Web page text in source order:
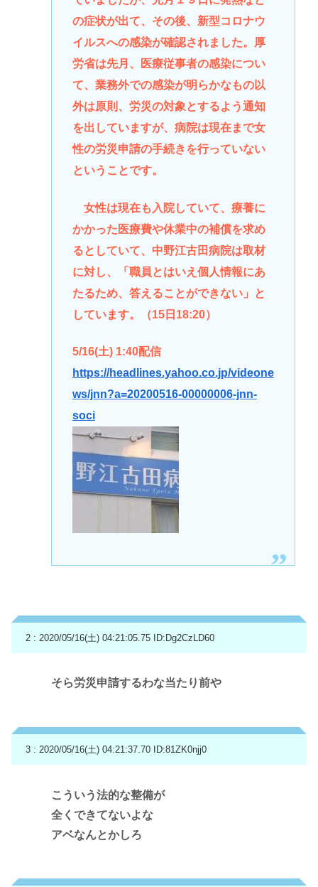
の症状が出て、その後、新型コロナウ
イルスへの感染が確認されました。厚
労省は先月、医療従事者の感染につい
て、業務外での感染が明らかなもの以
外は原則、労災の対象とするよう通知
を出していますが、病院は現在まで女
性の労災申請の手続きを行っていない
ということです。
女性は現在も入院していて、療養に
かかった医療費や休業中の補償を求め
るとしていて、中野江古田病院は取材
に対し、「職員とはいえ個人情報にあ
たるため、答えることができない」と
しています。（15日18:20）
5/16(土) 1:40配信
https://headlines.yahoo.co.jp/videone
ws/jnn?a=20200516-00000006-jnn-
soci
2 : 2020/05/16(土) 04:21:05.75 ID:Dg2CzLD60
そら労災申請するわな当たり前や
3 : 2020/05/16(土) 04:21:37.70 ID:81ZK0njj0
こういう法的な整備が
全くできてないよな
アベなんとかしろ